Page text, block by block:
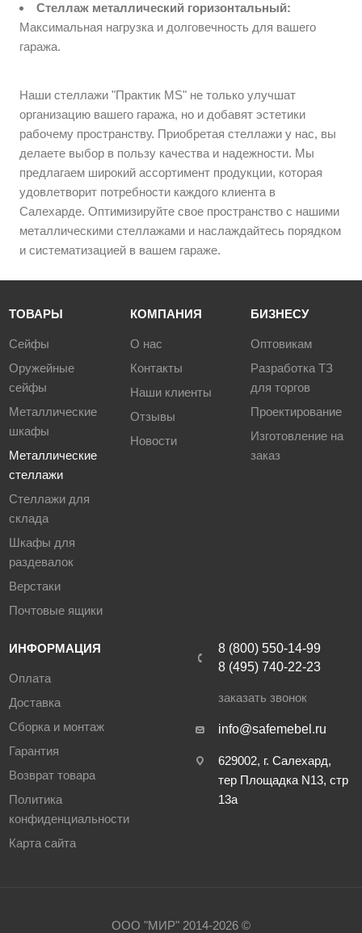
Стеллаж металлический горизонтальный:
Максимальная нагрузка и долговечность для вашего
гаража.
Наши стеллажи "Практик MS" не только улучшат
организацию вашего гаража, но и добавят эстетики
рабочему пространству. Приобретая стеллажи у нас, вы
делаете выбор в пользу качества и надежности. Мы
предлагаем широкий ассортимент продукции, которая
удовлетворит потребности каждого клиента в
Салехарде. Оптимизируйте свое пространство с нашими
металлическими стеллажами и наслаждайтесь порядком
и систематизацией в вашем гараже.
ТОВАРЫ
Сейфы
Оружейные
сейфы
Металлические
шкафы
Металлические
стеллажи
Стеллажи для
склада
Шкафы для
раздевалок
Верстаки
Почтовые ящики
КОМПАНИЯ
О нас
Контакты
Наши клиенты
Отзывы
Новости
БИЗНЕСУ
Оптовикам
Разработка ТЗ
для торгов
Проектирование
Изготовление на
заказ
ИНФОРМАЦИЯ
Оплата
Доставка
Сборка и монтаж
Гарантия
Возврат товара
Политика
конфиденциальности
Карта сайта
8 (800) 550-14-99
8 (495) 740-22-23
заказать звонок
info@safemebel.ru
629002, г. Салехард,
тер Площадка N13, стр
13а
ООО "МИР" 2014-2026 ©